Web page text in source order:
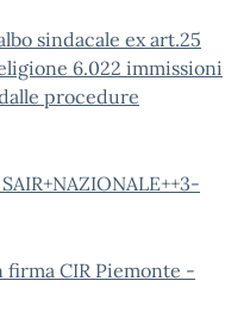
sindacale ex art.25
6.022 immissioni
procedure
firma CIR Piemonte -